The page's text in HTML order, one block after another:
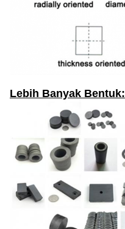
Lebih Banyak Bentuk: